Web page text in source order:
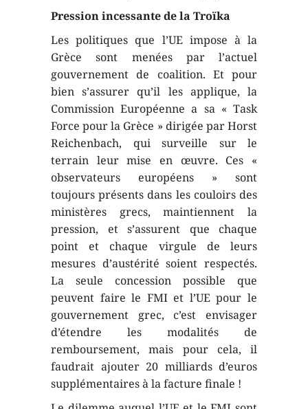
Pression incessante de la Troïka
Les politiques que l’UE impose à la
Grèce sont menées par l’actuel
gouvernement de coalition. Et pour
bien s’assurer qu’il les applique, la
Commission Européenne a sa « Task
Force pour la Grèce » dirigée par Horst
Reichenbach, qui surveille sur le
terrain leur mise en œuvre. Ces «
observateurs européens » sont
toujours présents dans les couloirs des
ministères grecs, maintiennent la
pression, et s’assurent que chaque
point et chaque virgule de leurs
mesures d’austérité soient respectés.
La seule concession possible que
peuvent faire le FMI et l’UE pour le
gouvernement grec, c’est envisager
d’étendre les modalités de
remboursement, mais pour cela, il
faudrait ajouter 20 milliards d’euros
supplémentaires à la facture finale !